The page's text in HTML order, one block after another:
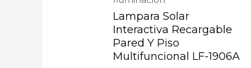
Lampara Solar
Interactiva Recargable
Pared Y Piso
Multifuncional LF-1906A